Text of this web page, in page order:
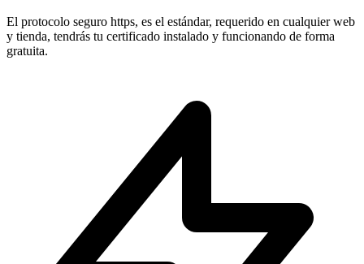
El protocolo seguro https, es el estándar, requerido en cualquier web
y tienda, tendrás tu certificado instalado y funcionando de forma
gratuita.